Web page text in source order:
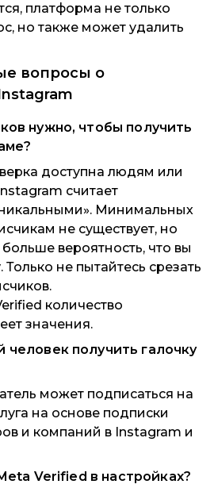
платформа не только
но также может удалить
вопросы о
нужно, чтобы получить
доступна людям или
считает
Минимальных
не существует, но
вероятность, что вы
не пытайтесь срезать
количество
значения.
получить галочку
может подписаться на
на основе подписки
и компаний в Instagram и
Verified в настройках?